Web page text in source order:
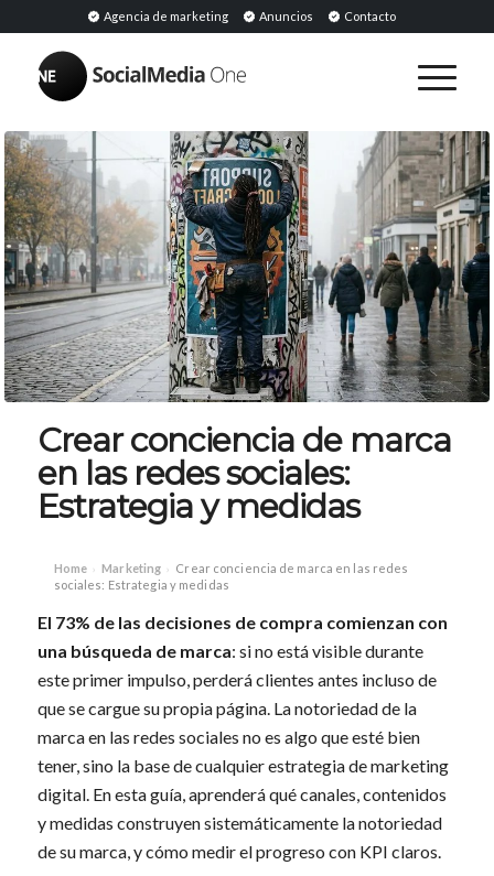
Agencia de marketing Anuncios Contacto
Crear conciencia de marca
en las redes sociales:
Estrategia y medidas
Home › Marketing › Crear conciencia de marca en las redes
sociales: Estrategia y medidas
El 73% de las decisiones de compra comienzan con
una búsqueda de marca: si no está visible durante
este primer impulso, perderá clientes antes incluso de
que se cargue su propia página. La notoriedad de la
marca en las redes sociales no es algo que esté bien
tener, sino la base de cualquier estrategia de marketing
digital. En esta guía, aprenderá qué canales, contenidos
y medidas construyen sistemáticamente la notoriedad
de su marca, y cómo medir el progreso con KPI claros.